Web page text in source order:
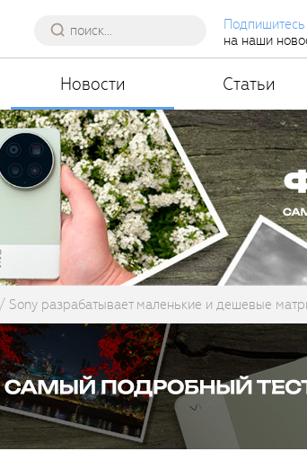
Подпишитесь
на наши
Новости Статьи
Sony разрабатывает маленькие и дешевые